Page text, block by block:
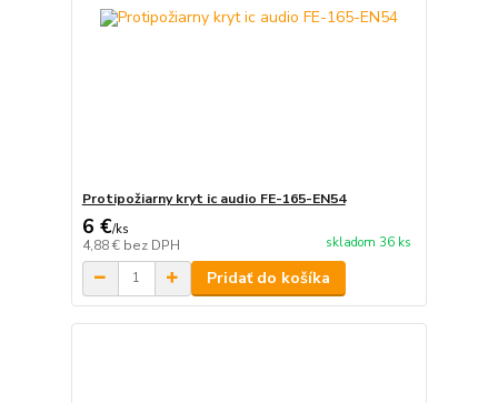
Protipožiarny kryt ic audio FE-165-EN54
6 €/ks
4,88 € bez DPH skladom 36 ks
Pridať do košíka